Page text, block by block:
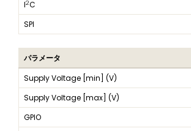
I2C
SPI
パラメータ
Supply Voltage [min] (V)
Supply Voltage [max] (V)
GPIO